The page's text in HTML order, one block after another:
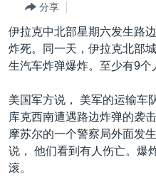
转
到
导
跳
转
到
检
索
国际
最新国际新闻
印太
欧洲
非洲
美洲
分类新闻
经济·金融·贸易
人权·法律·宗教
科教·文娱·体健
军事
劳工
美中关系
热点专题
白宫要闻
国会报道
美中关系
VOA视频
VOA今日焦点
中文广播
分享
伊拉克中北部星期六发生路
炸死。同一天，伊拉克北部
生汽车炸弹爆炸。至少有9个
美国军方说， 美军的运输车
库克西南遭遇路边炸弹的袭
摩苏尔的一个警察局外面发
说， 他们看到有人伤亡。爆
滚。